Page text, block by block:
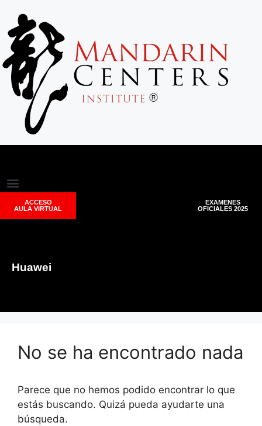
ACCESO
AULA VIRTUAL
EXAMENES
OFICIALES 2025
Huawei
No se ha encontrado nada
Parece que no hemos podido encontrar lo que
estás buscando. Quizá pueda ayudarte una
búsqueda.